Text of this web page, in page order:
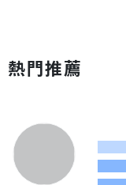
熱門推薦